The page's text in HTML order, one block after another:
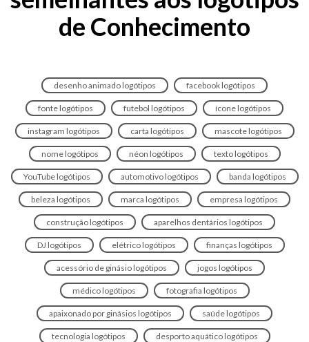
de Conhecimento
desenho animado logótipos facebook logótipos
fonte logótipos futebol logótipos ícone logótipos
instagram logótipos carta logótipos mascote logótipos
nome logótipos néon logótipos texto logótipos
YouTube logótipos automotivo logótipos banda logótipos
beleza logótipos marca logótipos empresa logótipos
construção logótipos aparelhos dentários logótipos
DJ logótipos elétrico logótipos finanças logótipos
acessório de ginásio logótipos jogos logótipos
médico logótipos fotografia logótipos
apaixonado por ginásios logótipos saúde logótipos
tecnologia logótipos desporto aquático logótipos